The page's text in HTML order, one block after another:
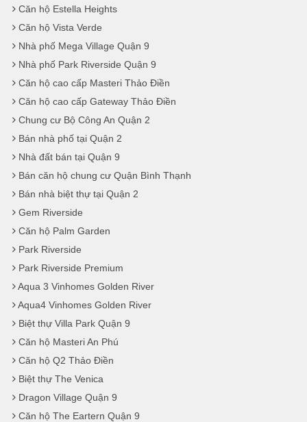
Căn hộ Estella Heights
Căn hộ Vista Verde
Nhà phố Mega Village Quận 9
Nhà phố Park Riverside Quận 9
Căn hộ cao cấp Masteri Thảo Điền
Căn hộ cao cấp Gateway Thảo Điền
Chung cư Bộ Công An Quận 2
Bán nhà phố tại Quận 2
Nhà đất bán tại Quận 9
Bán căn hộ chung cư Quận Bình Thạnh
Bán nhà biệt thự tại Quận 2
Gem Riverside
Căn hộ Palm Garden
Park Riverside
Park Riverside Premium
Aqua 3 Vinhomes Golden River
Aqua4 Vinhomes Golden River
Biệt thự Villa Park Quận 9
Căn hộ Masteri An Phú
Căn hộ Q2 Thảo Điền
Biệt thự The Venica
Dragon Village Quận 9
Căn hộ The Eartern Quận 9